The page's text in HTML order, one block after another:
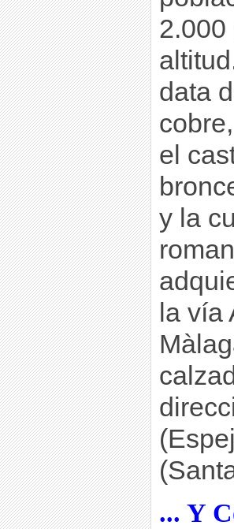
2.000
data
el
y la
la vía
... Y